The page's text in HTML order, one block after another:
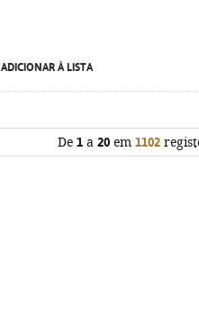
ADICIONAR À LISTA
De 1a 20em 1102